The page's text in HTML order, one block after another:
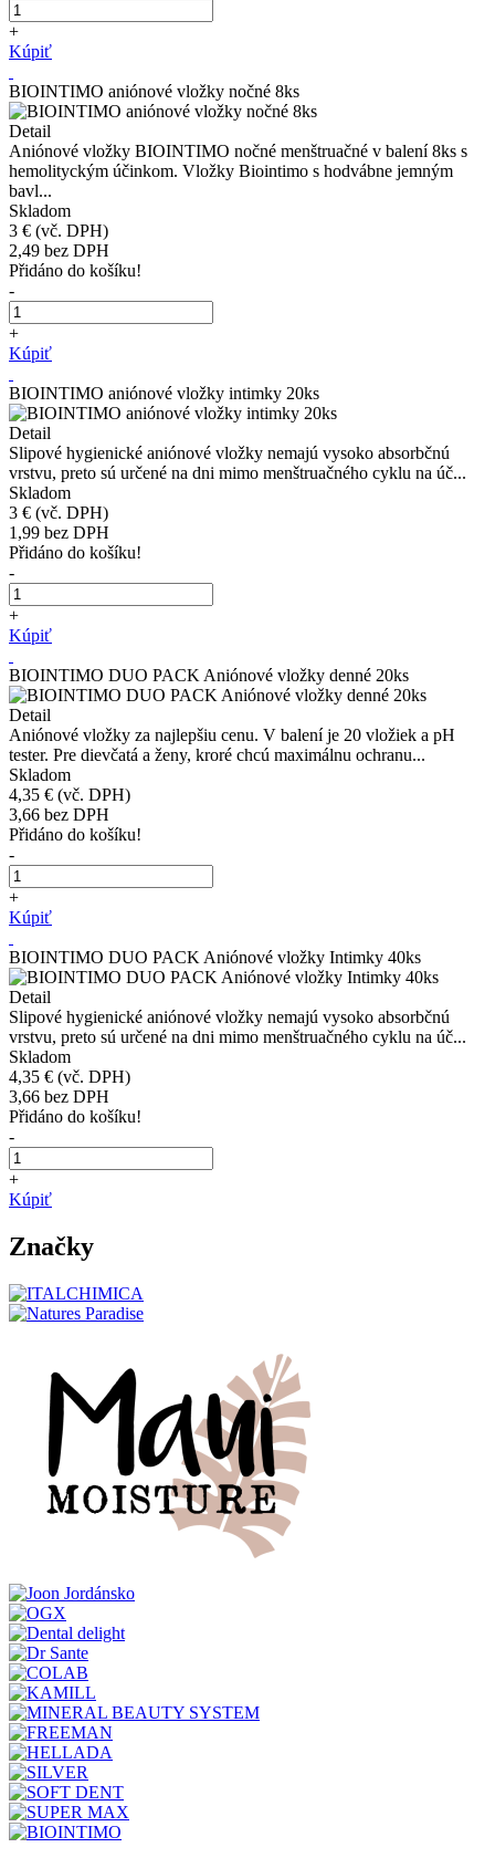
+
Kúpiť
BIOINTIMO aniónové vložky nočné 8ks
Detail
Aniónové vložky BIOINTIMO nočné menštruačné v balení 8ks s
hemolityckým účinkom. Vložky Biointimo s hodvábne jemným
bavl...
Skladom
3 € (vč. DPH)
2,49 bez DPH
Přidáno do košíku!
-
+
Kúpiť
BIOINTIMO aniónové vložky intimky 20ks
Detail
Slipové hygienické aniónové vložky nemajú vysoko absorbčnú
vrstvu, preto sú určené na dni mimo menštruačného cyklu na úč...
Skladom
3 € (vč. DPH)
1,99 bez DPH
Přidáno do košíku!
-
+
Kúpiť
BIOINTIMO DUO PACK Aniónové vložky denné 20ks
Detail
Aniónové vložky za najlepšiu cenu. V balení je 20 vložiek a pH
tester. Pre dievčatá a ženy, kroré chcú maximálnu ochranu...
Skladom
4,35 € (vč. DPH)
3,66 bez DPH
Přidáno do košíku!
-
+
Kúpiť
BIOINTIMO DUO PACK Aniónové vložky Intimky 40ks
Detail
Slipové hygienické aniónové vložky nemajú vysoko absorbčnú
vrstvu, preto sú určené na dni mimo menštruačného cyklu na úč...
Skladom
4,35 € (vč. DPH)
3,66 bez DPH
Přidáno do košíku!
-
+
Kúpiť
Značky